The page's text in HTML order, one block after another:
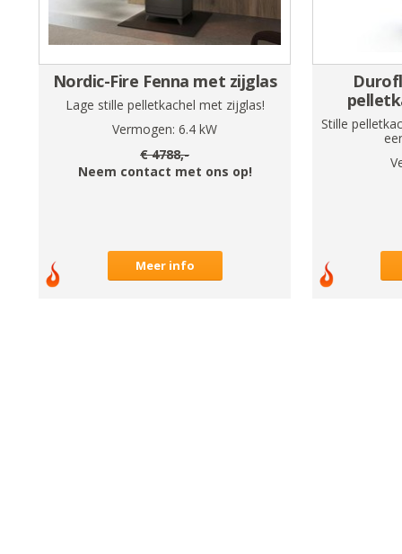
Nordic-Fire Fenna met zijglas
Lage stille pelletkachel met zijglas!
Vermogen: 6.4 kW
€4788,-
Neem contact met ons op!
Meer info
Stille